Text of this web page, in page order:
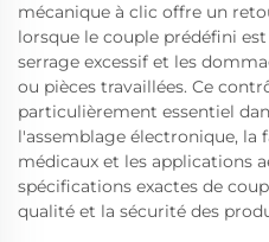
mécanique à clic offre un
lorsque le couple prédéfini
serrage excessif et les
ou pièces travaillées. Ce
particulièrement essentiel
l'assemblage électronique, la
médicaux et les applications
spécifications exactes de
qualité et la sécurité des